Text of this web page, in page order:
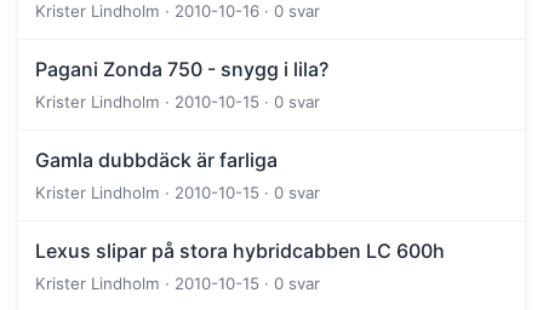
Krister Lindholm · 2010-10-16 · 0 svar
Pagani Zonda 750 - snygg i lila?
Krister Lindholm · 2010-10-15 · 0 svar
Gamla dubbdäck är farliga
Krister Lindholm · 2010-10-15 · 0 svar
Lexus slipar på stora hybridcabben LC 600h
Krister Lindholm · 2010-10-15 · 0 svar